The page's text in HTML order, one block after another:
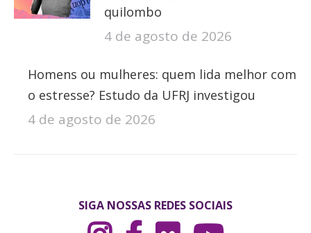
quilombo
4 de agosto de 2026
Homens ou mulheres: quem lida melhor com
o estresse? Estudo da UFRJ investigou
4 de agosto de 2026
SIGA NOSSAS REDES SOCIAIS